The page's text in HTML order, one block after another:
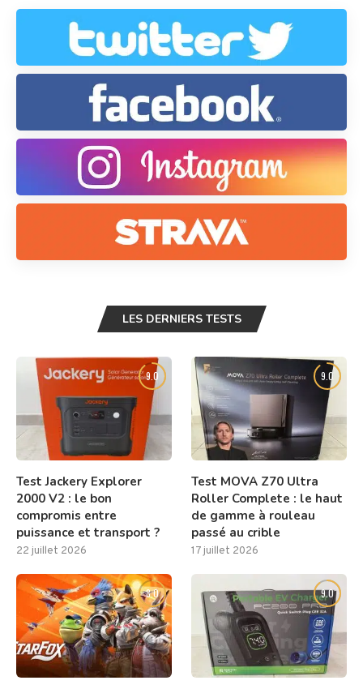
LES DERNIERS TESTS
9.0
Test Jackery Explorer
2000 V2 : le bon
compromis entre
puissance et transport ?
22 juillet 2026
9.0
Test MOVA Z70 Ultra
Roller Complete : le haut
de gamme à rouleau
passé au crible
17 juillet 2026
8.0 9.0